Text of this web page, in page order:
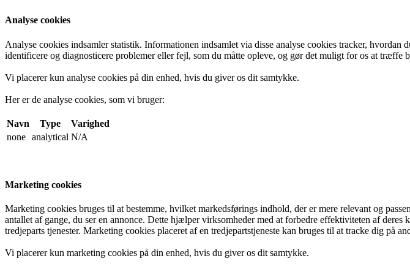
Analyse cookies
Analyse cookies indsamler statistik. Informationen indsamlet via disse analyse cookies tracker,
identificere og diagnosticere problemer eller fejl, som du måtte opleve, og gør det muligt for os at træffe
Vi placerer kun analyse cookies på din enhed, hvis du giver os dit samtykke.
Her er de analyse cookies, som vi bruger:
Navn Type
Varighed
none analytical N/A
Marketing cookies
Marketing cookies bruges til at bestemme, hvilket markedsførings indhold, der er mere relevant og
antallet af gange, du ser en annonce. Dette hjælper virksomheder med at forbedre effektiviteten af
tredjeparts tjenester. Marketing cookies placeret af en tredjepartstjeneste kan bruges til at tracke dig på
Vi placerer kun marketing cookies på din enhed, hvis du giver os dit samtykke.